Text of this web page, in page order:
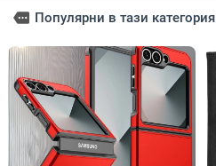
more Популярни в тази категория